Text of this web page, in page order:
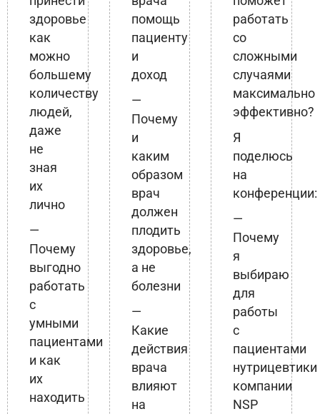
здоровье
как
можно
большему
количеству
людей,
даже
не
зная
их
лично
—
Почему
выгодно
работать
с
умными
пациентами
и как
их
находить
помощь
пациенту
и
доход
—
Почему
и
каким
образом
врач
должен
плодить
здоровье,
а не
болезни
—
Какие
действия
врача
влияют
на
работать
со
сложными
случаями
максимально
эффективно?
Я
поделюсь
на
конференции:
—
Почему
я
выбираю
для
работы
с
пациентами
нутрицевтики
компании
NSP